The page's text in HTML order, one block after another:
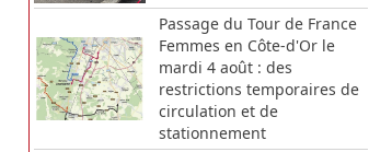
Passage du Tour de France
Femmes en Côte-d'Or le
mardi 4 août : des
restrictions temporaires de
circulation et de
stationnement